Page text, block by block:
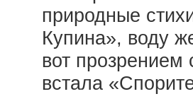
природные
Купина», воду
вот прозрением
встала